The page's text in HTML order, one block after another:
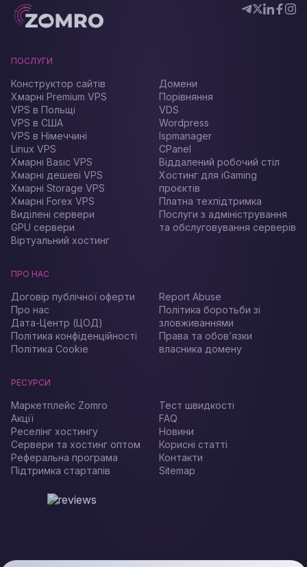
ПОСЛУГИ
Конструктор сайтів
Хмарні Premium VPS
VPS в Польщі
VPS в США
VPS в Німеччині
Linux VPS
Хмарні Basic VPS
Хмарні дешеві VPS
Хмарні Storage VPS
Хмарні Forex VPS
Виділені сервери
GPU сервери
Віртуальний хостинг
Домени
Порівняння
VDS
Wordpress
Ispmanager
CPanel
Віддалений робочий стіл
Хостинг для iGaming
проєктів
Платна техпідтримка
Послуги з адміністрування
та обслуговування серверів
ПРО НАС
Договір публічної оферти
Про нас
Дата-Центр (ЦОД)
Політика конфіденційності
Політика Cookie
Report Abuse
Політика боротьби зі
зловживаннями
Права та обов’язки
власника домену
РЕСУРСИ
Маркетплейс Zomro
Акції
Реселінг хостингу
Сервери та хостинг оптом
Реферальна програма
Підтримка стартапів
Тест швидкості
FAQ
Новини
Корисні статті
Контакти
Sitemap